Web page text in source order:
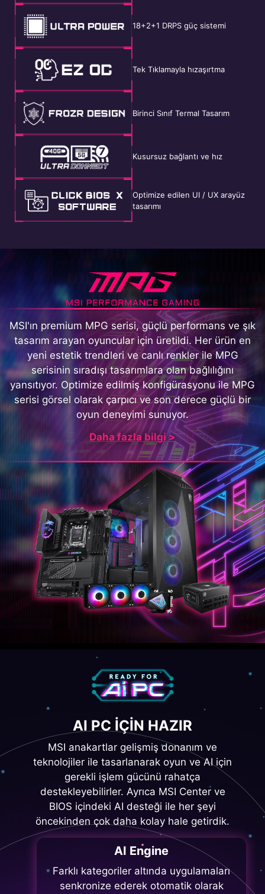
18+2+1 DRPS güç sistemi
Tek Tıklamayla hızaşırtma
Birinci Sınıf Termal Tasarım
Kusursuz bağlantı ve hız
Optimize edilen UI / UX arayüz
tasarımı
MSI'ın premium MPG serisi, güçlü performans ve şık
tasarım arayan oyuncular için üretildi. Her ürün en
yeni estetik trendleri ve canlı renkler ile MPG
serisinin sıradışı tasarımlara olan bağlılığını
yansıtıyor. Optimize edilmiş konfigürasyonu ile MPG
serisi görsel olarak çarpıcı ve son derece güçlü bir
oyun deneyimi sunuyor.
Daha fazla bilgi >
AI PC IÇIN HAZIR
MSI anakartlar gelişmiş donanım ve
teknolojiler ile tasarlanarak oyun ve AI için
gerekli işlem gücünü rahatça
destekleyebilirler. Ayrıca MSI Center ve
BIOS içindeki AI desteği ile her şeyi
öncekinden çok daha kolay hale getirdik.
AI Engine
Farklı kategoriler altında uygulamaları
senkronize ederek otomatik olarak